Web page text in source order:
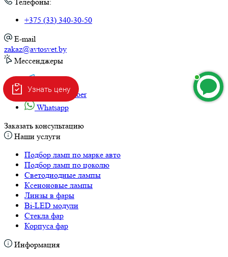
+375 (33) 340-30-50
E-mail
zakaz@avtosvet.by
Мессенджеры
Viber
Viber
Whatsapp
Заказать консультацию
Наши услуги
Подбор ламп по марке авто
Подбор ламп по цоколю
Светодиодные лампы
Ксеноновые лампы
Линзы в фары
Bi-LED модули
Стекла фар
Корпуса фар
Информация
Узнать цену